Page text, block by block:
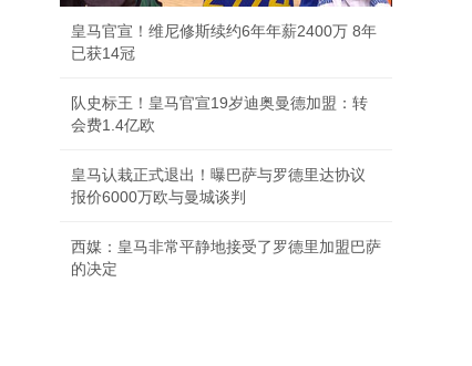
皇马官宣！维尼修斯续约6年年薪2400万 8年
已获14冠
队史标王！皇马官宣19岁迪奥曼德加盟：转
会费1.4亿欧
皇马认栽正式退出！曝巴萨与罗德里达协议
报价6000万欧与曼城谈判
西媒：皇马非常平静地接受了罗德里加盟巴萨
的决定